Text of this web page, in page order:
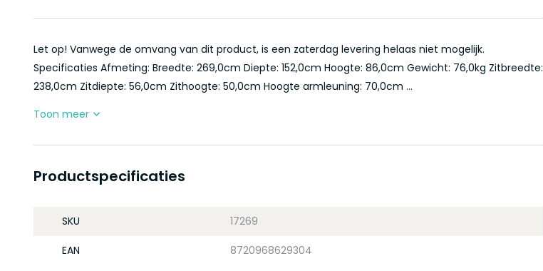
Let op! Vanwege de omvang van dit product, is een zaterdag levering helaas niet mogelijk.
Specificaties Afmeting: Breedte: 269,0cm Diepte: 152,0cm Hoogte: 86,0cm Gewicht: 76,0kg Zitbreedte:
238,0cm Zitdiepte: 56,0cm Zithoogte: 50,0cm Hoogte armleuning: 70,0cm ...
Toon meer
Productspecificaties
SKU 17269
EAN 8720968629304